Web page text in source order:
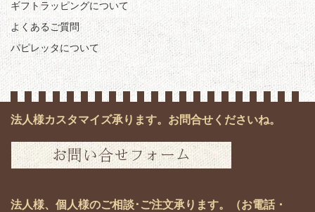
ギフトラッピングについて
よくあるご質問
パピレッタについて
法人様カスタマイズ承ります。お問合せくださいね。
法人様、個人様のご相談･ご注文承ります。（お電話・